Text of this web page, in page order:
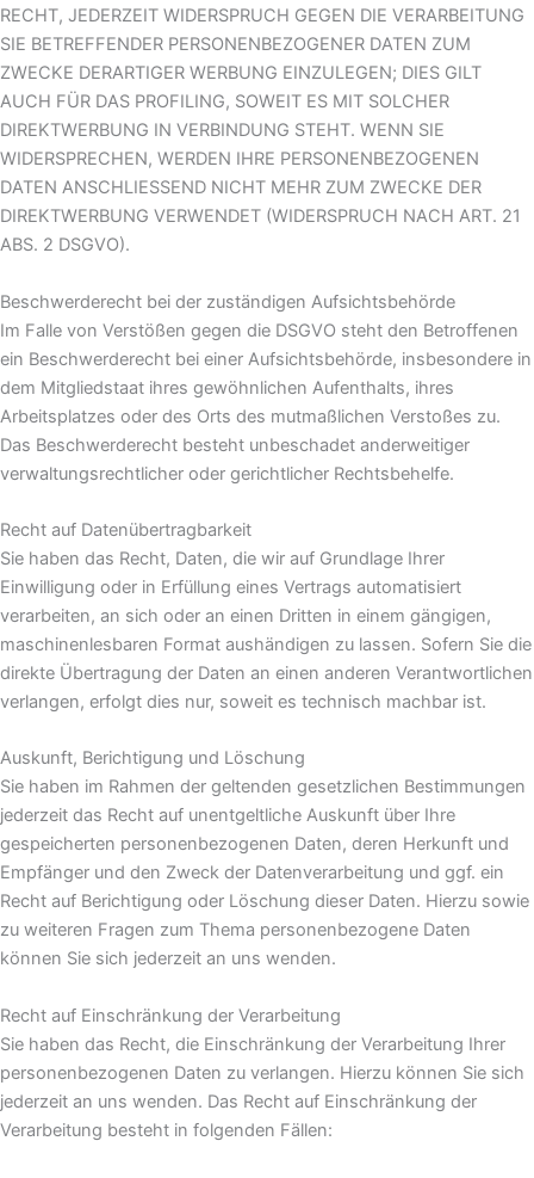
RECHT, JEDERZEIT WIDERSPRUCH GEGEN DIE VERARBEITUNG
SIE BETREFFENDER PERSONENBEZOGENER DATEN ZUM
ZWECKE DERARTIGER WERBUNG EINZULEGEN; DIES GILT
AUCH FÜR DAS PROFILING, SOWEIT ES MIT SOLCHER
DIREKTWERBUNG IN VERBINDUNG STEHT. WENN SIE
WIDERSPRECHEN, WERDEN IHRE PERSONENBEZOGENEN
DATEN ANSCHLIESSEND NICHT MEHR ZUM ZWECKE DER
DIREKTWERBUNG VERWENDET (WIDERSPRUCH NACH ART. 21
ABS. 2 DSGVO).
Beschwerde­recht bei der zuständigen Aufsichts­behörde
Im Falle von Verstößen gegen die DSGVO steht den Betroffenen
ein Beschwerderecht bei einer Aufsichtsbehörde, insbesondere in
dem Mitgliedstaat ihres gewöhnlichen Aufenthalts, ihres
Arbeitsplatzes oder des Orts des mutmaßlichen Verstoßes zu.
Das Beschwerderecht besteht unbeschadet anderweitiger
verwaltungsrechtlicher oder gerichtlicher Rechtsbehelfe.
Recht auf Daten­übertrag­barkeit
Sie haben das Recht, Daten, die wir auf Grundlage Ihrer
Einwilligung oder in Erfüllung eines Vertrags automatisiert
verarbeiten, an sich oder an einen Dritten in einem gängigen,
maschinenlesbaren Format aushändigen zu lassen. Sofern Sie die
direkte Übertragung der Daten an einen anderen Verantwortlichen
verlangen, erfolgt dies nur, soweit es technisch machbar ist.
Auskunft, Berichtigung und Löschung
Sie haben im Rahmen der geltenden gesetzlichen Bestimmungen
jederzeit das Recht auf unentgeltliche Auskunft über Ihre
gespeicherten personenbezogenen Daten, deren Herkunft und
Empfänger und den Zweck der Datenverarbeitung und ggf. ein
Recht auf Berichtigung oder Löschung dieser Daten. Hierzu sowie
zu weiteren Fragen zum Thema personenbezogene Daten
können Sie sich jederzeit an uns wenden.
Recht auf Einschränkung der Verarbeitung
Sie haben das Recht, die Einschränkung der Verarbeitung Ihrer
personenbezogenen Daten zu verlangen. Hierzu können Sie sich
jederzeit an uns wenden. Das Recht auf Einschränkung der
Verarbeitung besteht in folgenden Fällen: